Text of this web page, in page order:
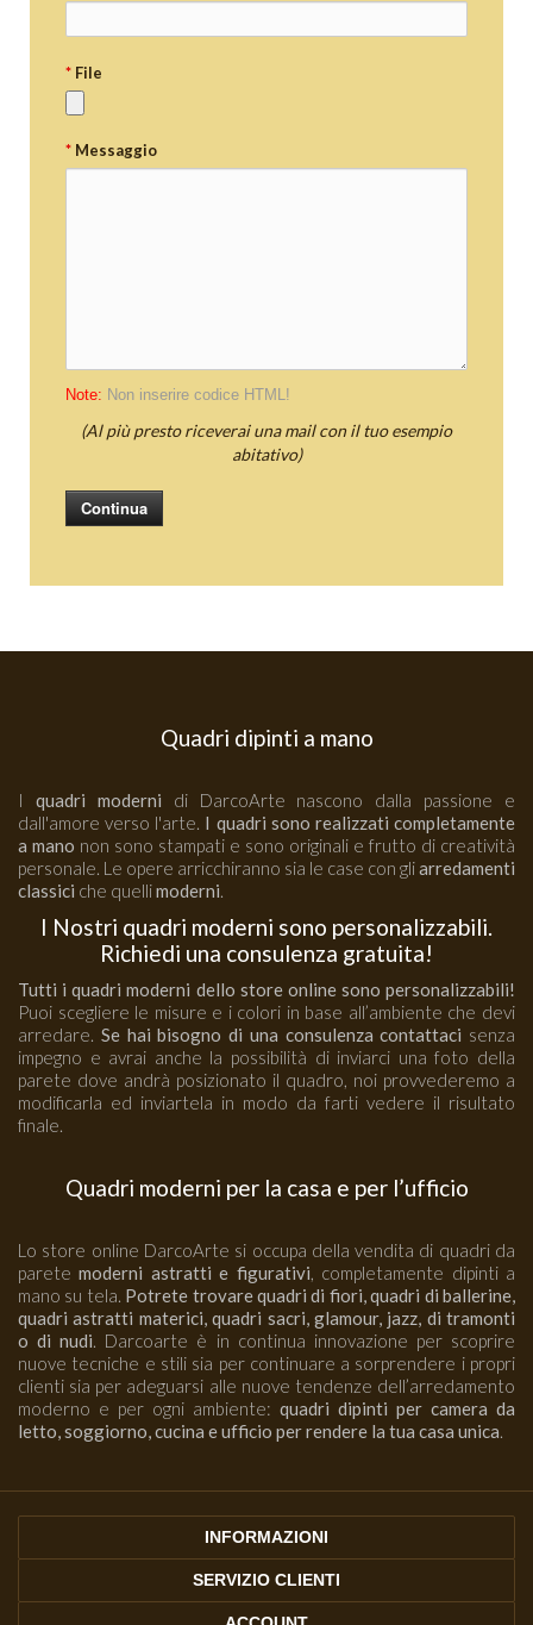
* File
* Messaggio
Note: Non inserire codice HTML!
(Al più presto riceverai una mail con il tuo esempio
abitativo)
Continua
Quadri dipinti a mano
I quadri moderni di DarcoArte nascono dalla passione e
dall'amore verso l'arte. I quadri sono realizzati completamente
a mano non sono stampati e sono originali e frutto di creatività
personale. Le opere arricchiranno sia le case con gliarredamenti
classici che quellimoderni.
I Nostri quadri moderni sono personalizzabili.
Richiedi una consulenza gratuita!
Tutti i quadri moderni dello store online sono personalizzabili!
Puoi scegliere le misure e i colori in base all’ambiente che devi
arredare. Se hai bisogno di una consulenza contattaci senza
impegno e avrai anche la possibilità di inviarci una foto della
parete dove andrà posizionato il quadro, noi provvederemo a
modificarla ed inviartela in modo da farti vedere il risultato
finale.
Quadri moderni per la casa e per l’ufficio
Lo store online DarcoArte si occupa della vendita di quadri da
paretemoderni astratti e figurativi, completamente dipinti a
mano su tela. Potrete trovare quadri di fiori, quadri di ballerine,
quadri astratti materici, quadri sacri, glamour, jazz, di tramonti
o di nudi. Darcoarte è in continua innovazione per scoprire
nuove tecniche e stili sia per continuare a sorprendere i propri
clienti sia per adeguarsi alle nuove tendenze dell’arredamento
moderno e per ogni ambiente: quadri dipinti per camera da
letto, soggiorno, cucina e ufficio per rendere la tua casa unica.
INFORMAZIONI
SERVIZIO CLIENTI